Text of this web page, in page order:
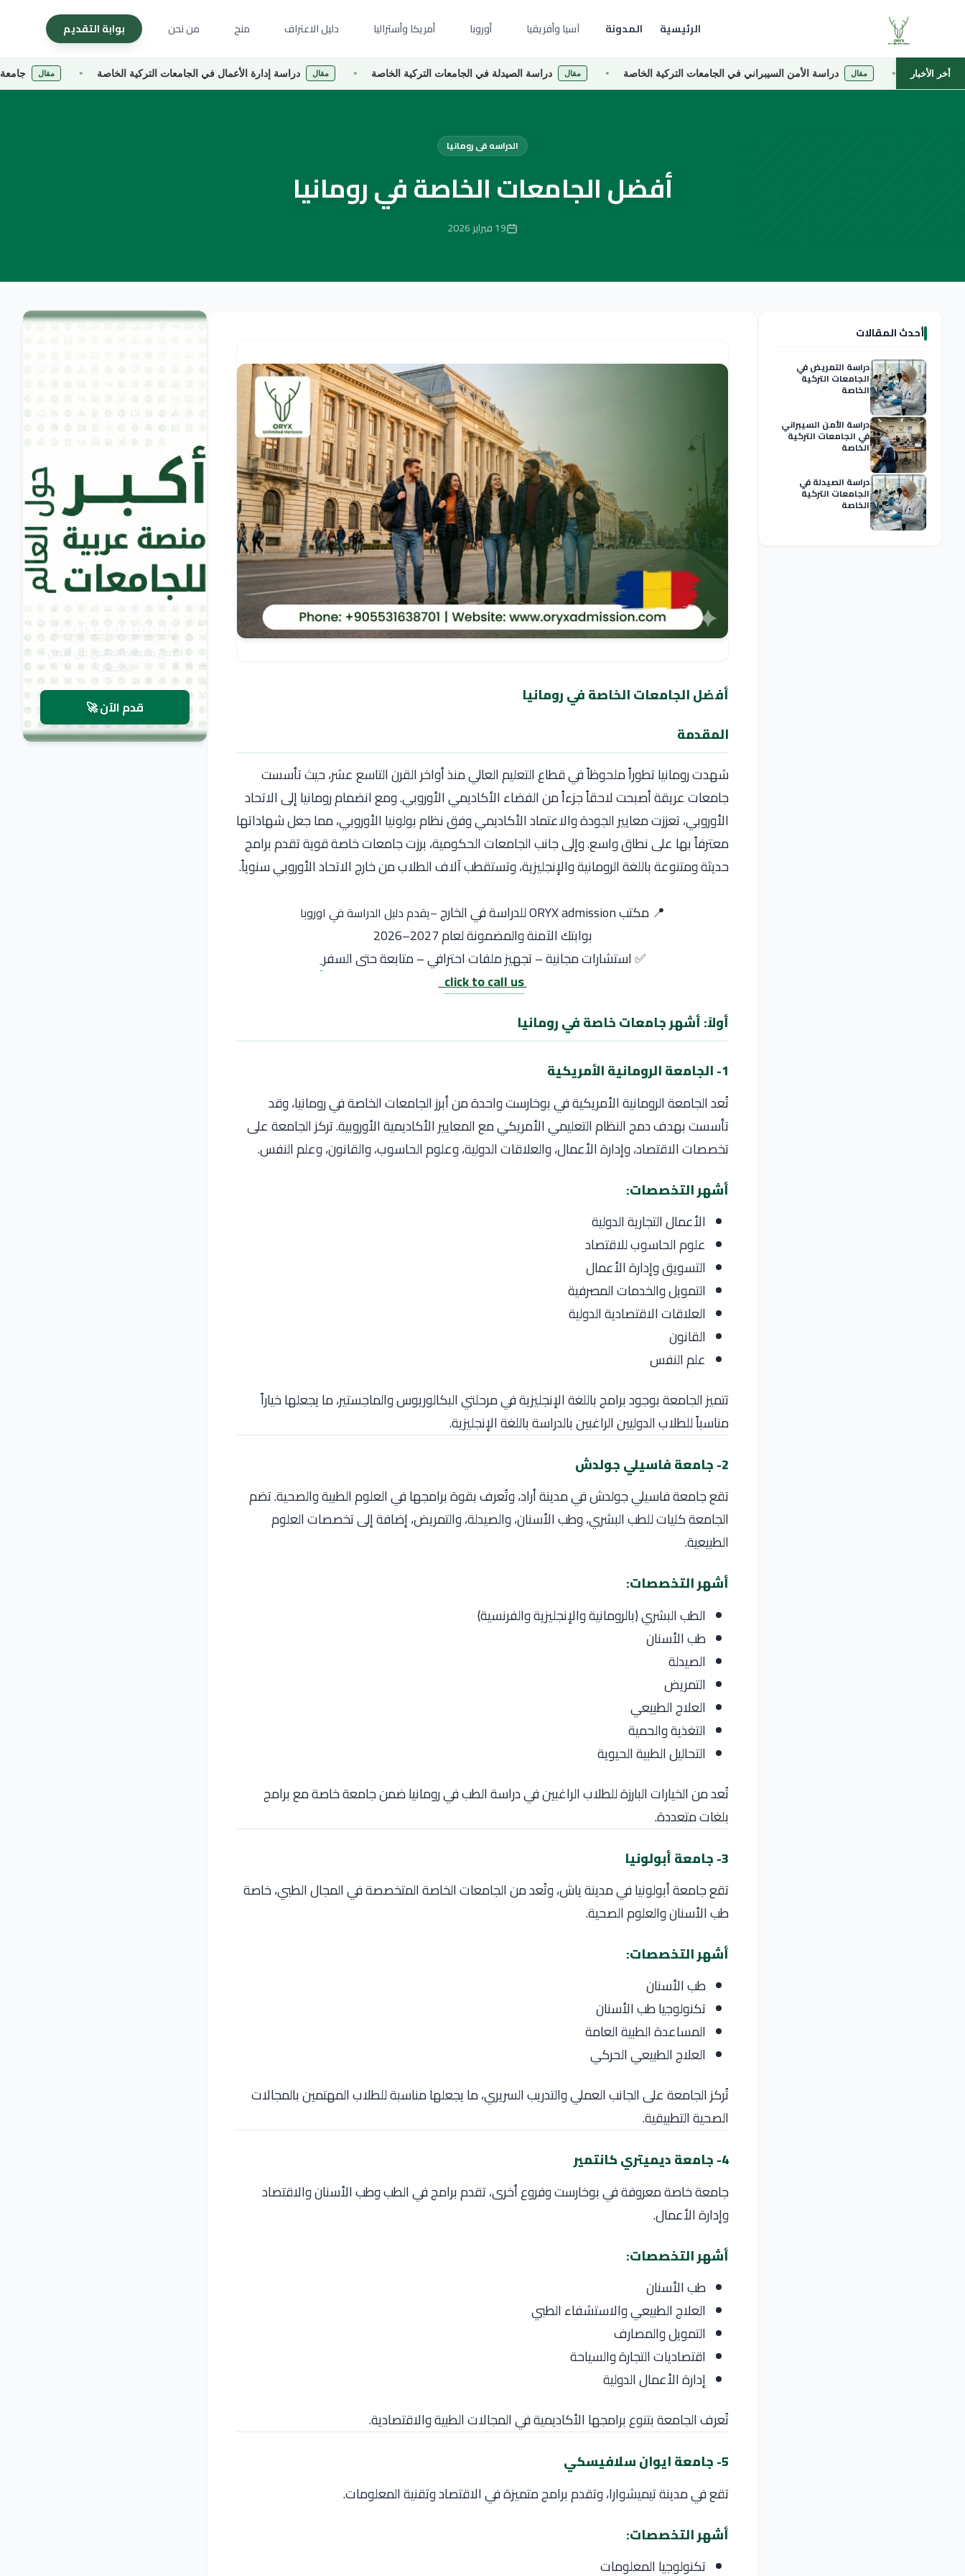
الرئيسية المدونة آسيا وأفريقيا أوروبا أمريكا وأستراليا دليل الاعتراف منح من نحن بوابة التقديم
أخر الأخبارمقال دراسة الأمن السيبراني في الجامعات التركية الخاصة مقال دراسة الصيدلة في الجامعات التركية الخاصة مقال دراسة إدارة الأعمال في الجامعات التركية الخاصة مقال جامعة كارادينيز
الدراسه فى رومانيا
أفضل الجامعات الخاصة في رومانيا
19 فبراير 2026
أحدث المقالات
دراسة التمريض في
الجامعات التركية
الخاصة
دراسة الأمن السيبراني
في الجامعات التركية
الخاصة
دراسة الصيدلة في
الجامعات التركية
الخاصة
أفضل الجامعات الخاصة في رومانيا
المقدمة
شهدت رومانيا تطوراً ملحوظاً في قطاع التعليم العالي منذ أواخر القرن التاسع عشر، حيث تأسست
جامعات عريقة أصبحت لاحقاً جزءاً من الفضاء الأكاديمي الأوروبي. ومع انضمام رومانيا إلى الاتحاد
الأوروبي، تعززت معايير الجودة والاعتماد الأكاديمي وفق نظام بولونيا الأوروبي، مما جعل شهاداتها
معترفاً بها على نطاق واسع. وإلى جانب الجامعات الحكومية، برزت جامعات خاصة قوية تقدم برامج
حديثة ومتنوعة باللغة الرومانية والإنجليزية، وتستقطب آلاف الطلاب من خارج الاتحاد الأوروبي سنوياً.
📍 مكتب ORYX admission للدراسة في الخارج
–يقدم دليل الدراسة في اوروبا
بوابتك الآمنة والمضمونة لعام 2027–2026
✅ استشارات مجانية – تجهيز ملفات احترافي – متابعة حتى السفر
click to call us
أولاً: أشهر جامعات خاصة في رومانيا
1- الجامعة الرومانية الأمريكية
تُعد الجامعة الرومانية الأمريكية في بوخارست واحدة من أبرز الجامعات الخاصة في رومانيا، وقد
تأسست بهدف دمج النظام التعليمي الأمريكي مع المعايير الأكاديمية الأوروبية. تركز الجامعة على
تخصصات الاقتصاد، وإدارة الأعمال، والعلاقات الدولية، وعلوم الحاسوب، والقانون، وعلم النفس.
أشهر التخصصات:
الأعمال التجارية الدولية
علوم الحاسوب للاقتصاد
التسويق وإدارة الأعمال
التمويل والخدمات المصرفية
العلاقات الاقتصادية الدولية
القانون
علم النفس
تتميز الجامعة بوجود برامج باللغة الإنجليزية في مرحلتي البكالوريوس والماجستير، ما يجعلها خياراً
مناسباً للطلاب الدوليين الراغبين بالدراسة باللغة الإنجليزية.
2- جامعة فاسيلي جولدش
تقع جامعة فاسيلي جولدش في مدينة أراد، وتُعرف بقوة برامجها في العلوم الطبية والصحية. تضم
الجامعة كليات للطب البشري، وطب الأسنان، والصيدلة، والتمريض، إضافة إلى تخصصات العلوم
الطبيعية.
أشهر التخصصات:
الطب البشري (بالرومانية والإنجليزية والفرنسية)
طب الأسنان
الصيدلة
التمريض
العلاج الطبيعي
التغذية والحمية
التحاليل الطبية الحيوية
تُعد من الخيارات البارزة للطلاب الراغبين في دراسة الطب في رومانيا ضمن جامعة خاصة مع برامج
بلغات متعددة.
3- جامعة أبولونيا
تقع جامعة أبولونيا في مدينة ياش، وتُعد من الجامعات الخاصة المتخصصة في المجال الطبي، خاصة
طب الأسنان والعلوم الصحية.
أشهر التخصصات:
طب الأسنان
تكنولوجيا طب الأسنان
المساعدة الطبية العامة
العلاج الطبيعي الحركي
تُركز الجامعة على الجانب العملي والتدريب السريري، ما يجعلها مناسبة للطلاب المهتمين بالمجالات
الصحية التطبيقية.
4- جامعة ديميتري كانتمير
جامعة خاصة معروفة في بوخارست وفروع أخرى، تقدم برامج في الطب وطب الأسنان والاقتصاد
وإدارة الأعمال.
أشهر التخصصات:
طب الأسنان
العلاج الطبيعي والاستشفاء الطبي
التمويل والمصارف
اقتصاديات التجارة والسياحة
إدارة الأعمال الدولية
تُعرف الجامعة بتنوع برامجها الأكاديمية في المجالات الطبية والاقتصادية.
5- جامعة ايوان سلافيسكي
تقع في مدينة تيميشوارا، وتقدم برامج متميزة في الاقتصاد وتقنية المعلومات.
أشهر التخصصات:
تكنولوجيا المعلومات
مستقبلك يبدأ هنا
اضمن مقعدك الدراسي في أفضل
الجامعات
قدم الآن 🚀